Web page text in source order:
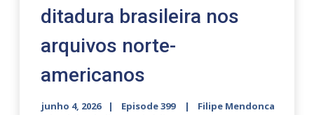
ditadura brasileira nos
arquivos norte-
americanos
junho 4, 2026 Episode 399
Filipe Mendonca